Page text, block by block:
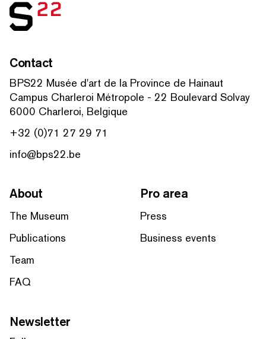
Contact
BPS22 Musée d'art de la Province de Hainaut
Campus Charleroi Métropole - 22 Boulevard Solvay
6000 Charleroi, Belgique
+32 (0)71 27 29 71
info@bps22.be
About
The Museum
Publications
Team
FAQ
Pro area
Press
Business events
Newsletter